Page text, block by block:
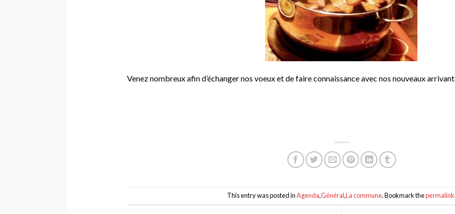
Venez nombreux afin d’échanger nos voeux et de faire connaissance avec nos nouveaux
This entry was posted inAgenda,Général,La commune. Bookmark thepermalink